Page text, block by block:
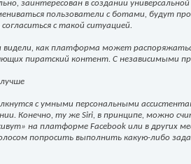
заинтересован в создании
пользователи с ботами, будут
с такой ситуацией.
видели, как платформа может
пиратский контент. С независимыми
с умными персональными
Конечно, ту же Siri, в принципе, можно
на платформе Facebook или в других
попросить выполнить какую-либо